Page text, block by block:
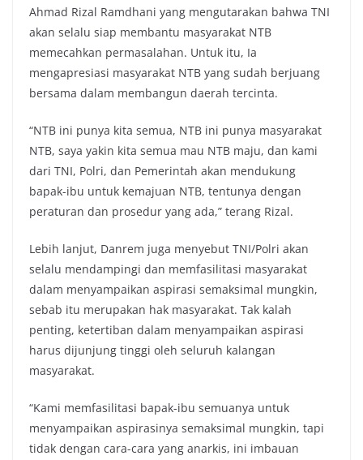
Ahmad Rizal Ramdhani yang mengutarakan bahwa TNI
akan selalu siap membantu masyarakat NTB
memecahkan permasalahan. Untuk itu, Ia
mengapresiasi masyarakat NTB yang sudah berjuang
bersama dalam membangun daerah tercinta.
“NTB ini punya kita semua, NTB ini punya masyarakat
NTB, saya yakin kita semua mau NTB maju, dan kami
dari TNI, Polri, dan Pemerintah akan mendukung
bapak-ibu untuk kemajuan NTB, tentunya dengan
peraturan dan prosedur yang ada,” terang Rizal.
Lebih lanjut, Danrem juga menyebut TNI/Polri akan
selalu mendampingi dan memfasilitasi masyarakat
dalam menyampaikan aspirasi semaksimal mungkin,
sebab itu merupakan hak masyarakat. Tak kalah
penting, ketertiban dalam menyampaikan aspirasi
harus dijunjung tinggi oleh seluruh kalangan
masyarakat.
“Kami memfasilitasi bapak-ibu semuanya untuk
menyampaikan aspirasinya semaksimal mungkin, tapi
tidak dengan cara-cara yang anarkis, ini imbauan